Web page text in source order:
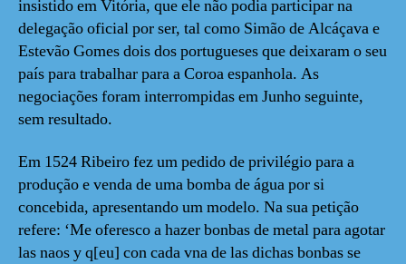
insistido em Vitória, que ele não podia participar na
delegação oficial por ser, tal como Simão de Alcáçava e
Estevão Gomes dois dos portugueses que deixaram o seu
país para trabalhar para a Coroa espanhola. As
negociações foram interrompidas em Junho seguinte,
sem resultado.
Em 1524 Ribeiro fez um pedido de privilégio para a
produção e venda de uma bomba de água por si
concebida, apresentando um modelo. Na sua petição
refere: ‘Me oferesco a hazer bonbas de metal para agotar
las naos y q[eu] con cada vna de las dichas bonbas se